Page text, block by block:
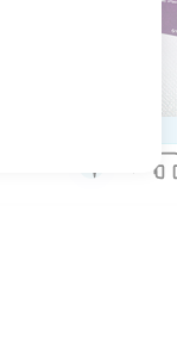
worldwide.